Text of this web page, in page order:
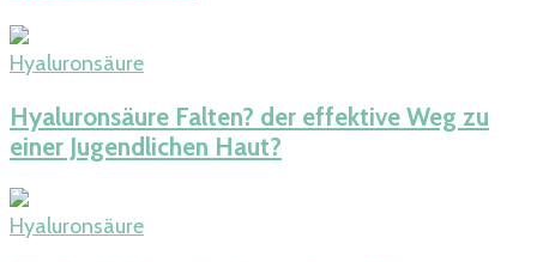
Hyaluronsäure
Hyaluronsäure Falten? der effektive Weg zu
einer Jugendlichen Haut?
Hyaluronsäure